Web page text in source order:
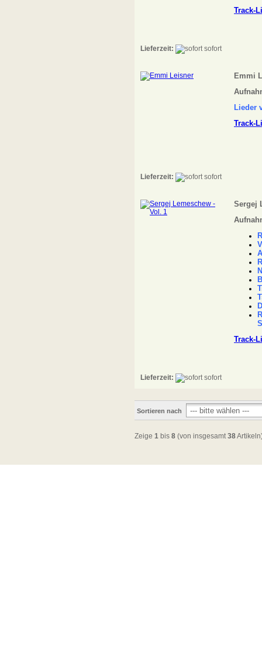
Track-
Lieferzeit: sofort
Emmi
Lieder
Track-
Lieferzeit: sofort
Sergej
Track-
Lieferzeit: sofort
Sortieren nach
Zeige 1 bis 8 (von insgesamt38